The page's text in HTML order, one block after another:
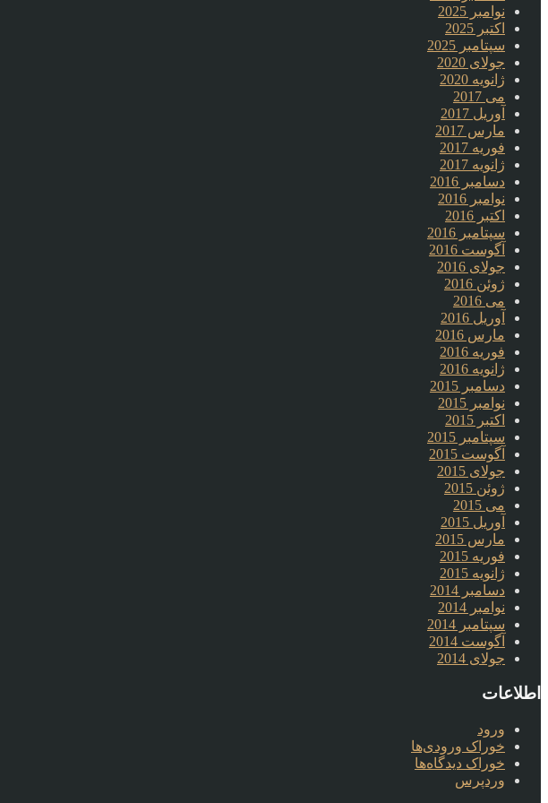
نوامبر 2025
اکتبر 2025
سپتامبر 2025
جولای 2020
ژانویه 2020
می 2017
آوریل 2017
مارس 2017
فوریه 2017
ژانویه 2017
دسامبر 2016
نوامبر 2016
اکتبر 2016
سپتامبر 2016
آگوست 2016
جولای 2016
ژوئن 2016
می 2016
آوریل 2016
مارس 2016
فوریه 2016
ژانویه 2016
دسامبر 2015
نوامبر 2015
اکتبر 2015
سپتامبر 2015
آگوست 2015
جولای 2015
ژوئن 2015
می 2015
آوریل 2015
مارس 2015
فوریه 2015
ژانویه 2015
دسامبر 2014
نوامبر 2014
سپتامبر 2014
آگوست 2014
جولای 2014
اطلاعات
ورود
خوراک ورودی‌ها
خوراک دیدگاه‌ها
وردپرس